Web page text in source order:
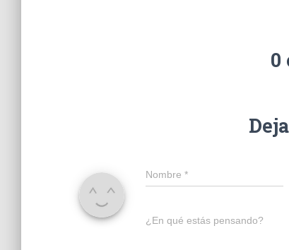
0
Nombre *
¿En qué estás pensando?